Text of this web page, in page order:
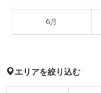
6月
エリアを絞り込む